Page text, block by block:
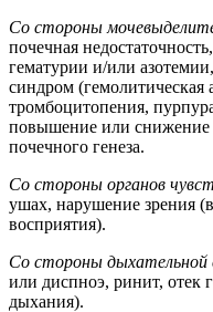
Со стороны
почечная
гематурии и/или
синдром (гемолитическая
тромбоцитопения,
повышение или снижение
почечного генеза.
Со стороны органов
ушах, нарушение зрения (в
восприятия).
Со стороны
или диспноэ, ринит, отек
дыхания).